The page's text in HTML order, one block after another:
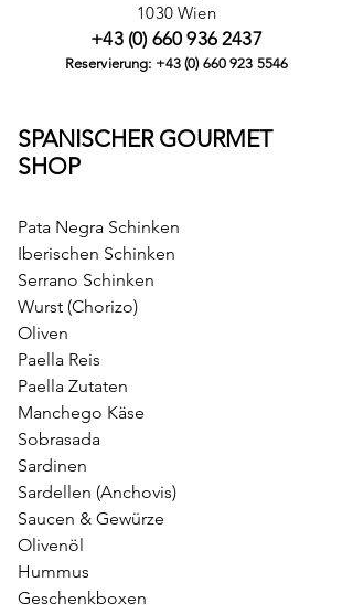
1030 Wien
+43 (0) 660 936 2437
Reservierung: +43 (0) 660 923 5546
SPANISCHER GOURMET
SHOP
Pata Negra Schinken
Iberischen Schinken
Serrano Schinken
Wurst (Chorizo)
Oliven
Paella Reis
Paella Zutaten
Manchego Käse
Sobrasada
Sardinen
Sardellen (Anchovis)
Saucen & Gewürze
Olivenöl
Hummus
Geschenkboxen